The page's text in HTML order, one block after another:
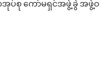
ပ်စု ကော်မရှင်အဖွဲ့ခွဲ အဖွဲ့